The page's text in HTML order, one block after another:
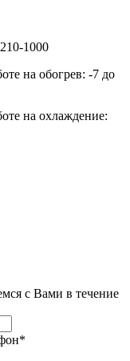
210-1000
на обогрев: -7 до
на охлаждение:
с Вами в течение